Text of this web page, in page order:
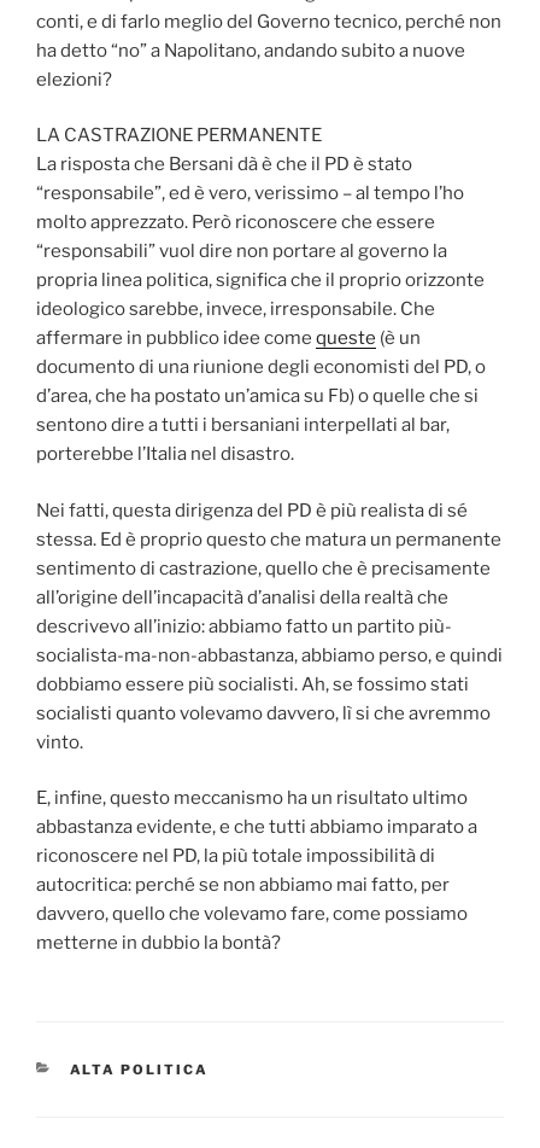
conti, e di farlo meglio del Governo tecnico, perché non
ha detto “no” a Napolitano, andando subito a nuove
elezioni?
LA CASTRAZIONE PERMANENTE
La risposta che Bersani dà è che il PD è stato
“responsabile”, ed è vero, verissimo – al tempo l’ho
molto apprezzato. Però riconoscere che essere
“responsabili” vuol dire non portare al governo la
propria linea politica, significa che il proprio orizzonte
ideologico sarebbe, invece, irresponsabile. Che
affermare in pubblico idee come queste (è un
documento di una riunione degli economisti del PD, o
d’area, che ha postato un’amica su Fb) o quelle che si
sentono dire a tutti i bersaniani interpellati al bar,
porterebbe l’Italia nel disastro.
Nei fatti, questa dirigenza del PD è più realista di sé
stessa. Ed è proprio questo che matura un permanente
sentimento di castrazione, quello che è precisamente
all’origine dell’incapacità d’analisi della realtà che
descrivevo all’inizio: abbiamo fatto un partito più-
socialista-ma-non-abbastanza, abbiamo perso, e quindi
dobbiamo essere più socialisti. Ah, se fossimo stati
socialisti quanto volevamo davvero, lì si che avremmo
vinto.
E, infine, questo meccanismo ha un risultato ultimo
abbastanza evidente, e che tutti abbiamo imparato a
riconoscere nel PD, la più totale impossibilità di
autocritica: perché se non abbiamo mai fatto, per
davvero, quello che volevamo fare, come possiamo
metterne in dubbio la bontà?
CATEGORIES
ALTA POLITICA